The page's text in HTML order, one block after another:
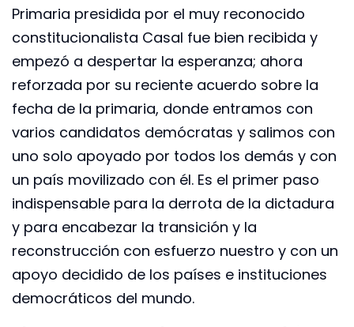
Primaria presidida por el muy reconocido
constitucionalista Casal fue bien recibida y
empezó a despertar la esperanza; ahora
reforzada por su reciente acuerdo sobre la
fecha de la primaria, donde entramos con
varios candidatos demócratas y salimos con
uno solo apoyado por todos los demás y con
un país movilizado con él. Es el primer paso
indispensable para la derrota de la dictadura
y para encabezar la transición y la
reconstrucción con esfuerzo nuestro y con un
apoyo decidido de los países e instituciones
democráticos del mundo.